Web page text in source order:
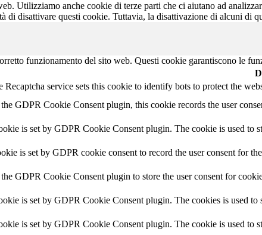
Utilizziamo anche cookie di terze parti che ci aiutano ad
di disattivare questi cookie. Tuttavia, la disattivazione di alcuni di
funzionamento del sito web. Questi cookie garantiscono le
Recaptcha service sets this cookie to identify bots to protect the
GDPR Cookie Consent plugin, this cookie records the user
is set by GDPR Cookie Consent plugin. The cookie is used to
is set by GDPR cookie consent to record the user consent for
the GDPR Cookie Consent plugin to store the user consent for
is set by GDPR Cookie Consent plugin. The cookies is used
is set by GDPR Cookie Consent plugin. The cookie is used to